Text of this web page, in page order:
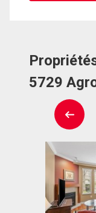
5729